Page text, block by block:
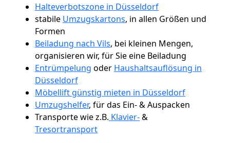
Halteverbotszone in Düsseldorf
stabile Umzugskartons, in allen Größen und
Formen
Beiladung nach Vils, bei kleinen Mengen,
organisieren wir, für Sie eine Beiladung
Entrümpelung oder Haushaltsauflösung in
Düsseldorf
Möbellift günstig mieten in Düsseldorf
Umzugshelfer, für das Ein- & Auspacken
Transporte wie z.B. Klavier-&
Tresortransport